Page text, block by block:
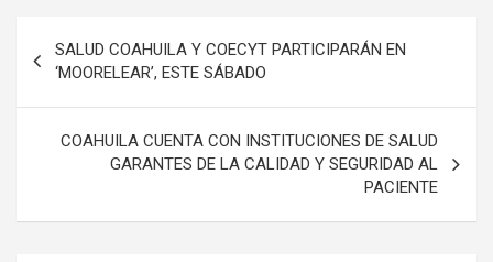
de
entradas
SALUD COAHUILA Y COECYT PARTICIPARÁN EN
‘MOORELEAR’, ESTE SÁBADO
COAHUILA CUENTA CON INSTITUCIONES DE SALUD
GARANTES DE LA CALIDAD Y SEGURIDAD AL
PACIENTE